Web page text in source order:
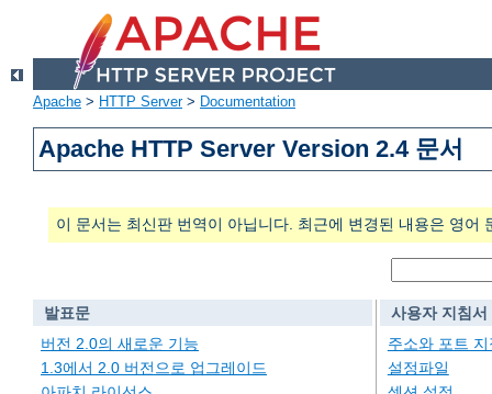
Apache > HTTP Server> Documentation
Apache HTTP Server Version 2.4 문서
이 문서는 최신판 번역이 아닙니다. 최근에 변경된 내용은 영어
발표문
버전 2.0의 새로운 기능
1.3에서 2.0 버전으로 업그레이드
사용자 지침서
주소와 포트 지
설정파일